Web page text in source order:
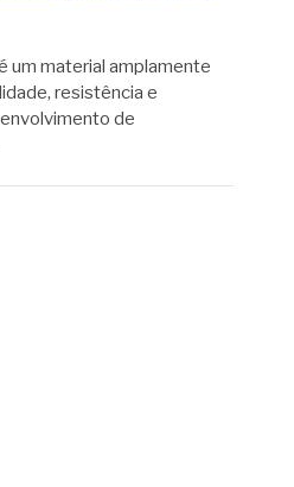
um material amplamente
resistência e
de